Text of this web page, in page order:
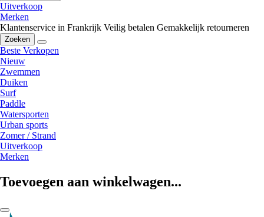
Uitverkoop
Merken
Klantenservice in Frankrijk Veilig betalen Gemakkelijk retourneren
Zoeken
Beste Verkopen
Nieuw
Zwemmen
Duiken
Surf
Paddle
Watersporten
Urban sports
Zomer / Strand
Uitverkoop
Merken
Toevoegen aan winkelwagen...